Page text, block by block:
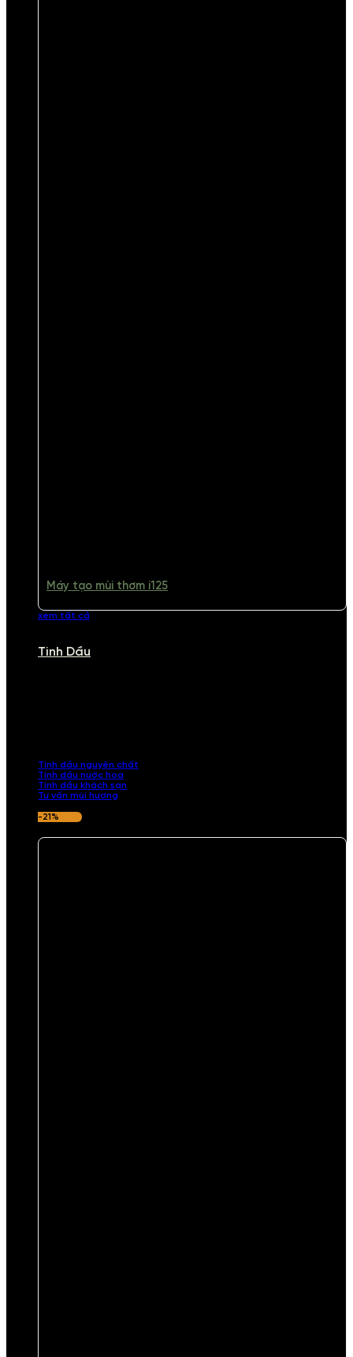
Máy tạo mùi thơm i125
xem tất cả
Tinh Dầu
Tinh dầu nguyên chất
Tinh dầu nước hoa
Tinh dầu khách sạn
Tư vấn mùi hương
-21%